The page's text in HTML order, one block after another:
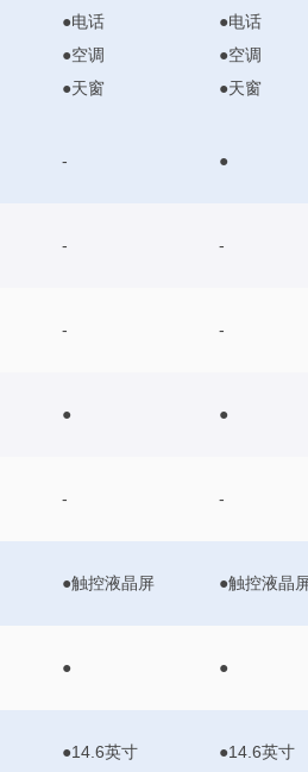
●电话
●空调
●天窗
●电话
●空调
●天窗
- ●
- -
- -
● ●
- -
●触控液晶屏 ●触控液晶
● ●
●14.6英寸 ●14.6英寸